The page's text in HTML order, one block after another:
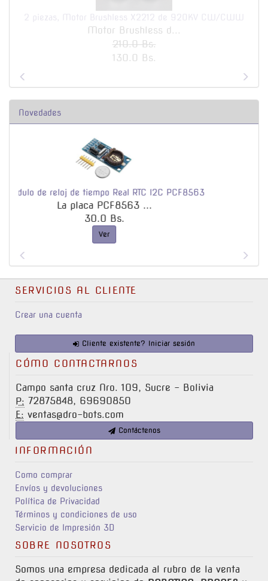
2 piezas, Motor Brushless X2212 de 920KV CW/CWW
Motor Brushless d...
210.0 Bs.
130.0 Bs.
Novedades
Tuerca con resorte anti retroceso T8
T8 Tuerca de sepa...
SERVICIOS AL CLIENTE
Crear una cuenta
Cliente existente? Iniciar sesión
CÓMO CONTACTARNOS
Campo santa cruz Nro. 109, Sucre - Bolivia
P: 72875848, 69690850
E: ventas@dro-bots.com
Contáctenos
INFORMACIÓN
Como comprar
Envíos y devoluciones
Política de Privacidad
Términos y condiciones de uso
Servicio de Impresión 3D
SOBRE NOSOTROS
Somos una empresa dedicada al rubro de la venta